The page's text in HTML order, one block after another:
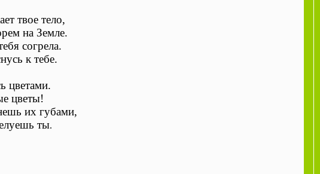
твое тело,
на Земле.
согрела.
к тебе.
цветами.
цветы!
их губами,
ты.